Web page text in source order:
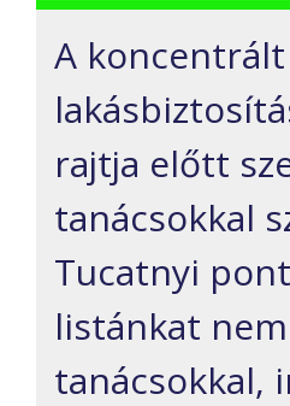
A koncentrált
rajtja előtt
tanácsokkal
Tucatnyi
listánkat
tanácsokkal,